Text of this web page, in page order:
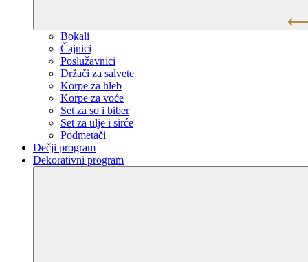
Bokali
Čajnici
Poslužavnici
Držači za salvete
Korpe za hleb
Korpe za voće
Set za so i biber
Set za ulje i sirće
Podmetači
Dečji program
Dekorativni program